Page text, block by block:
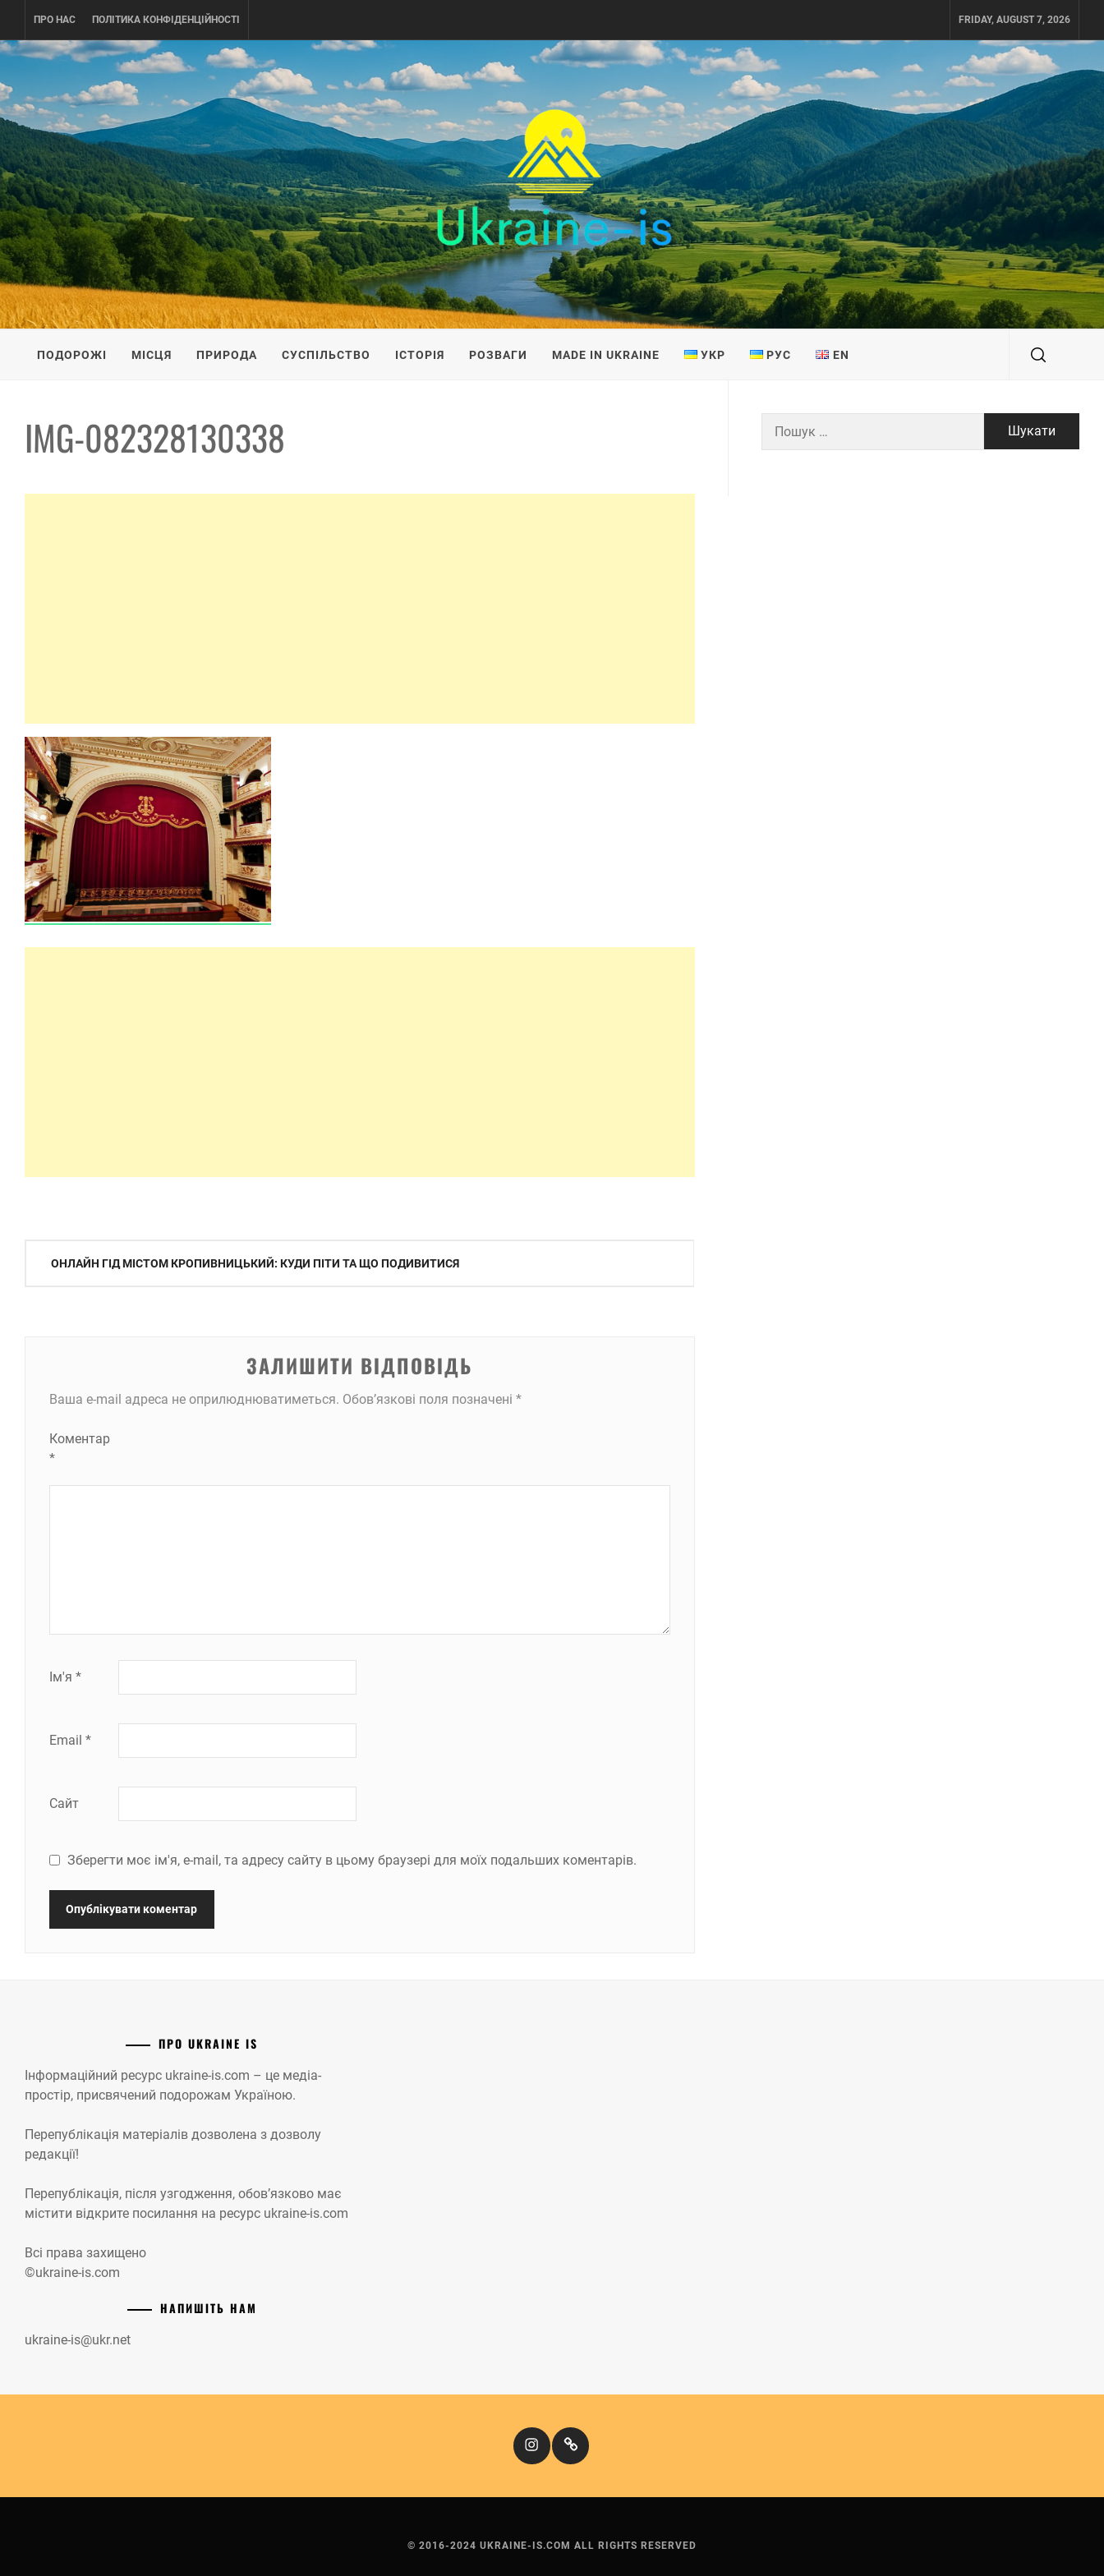
content
ПРО НАС ПОЛІТИКА КОНФІДЕНЦІЙНОСТІ FRIDAY, AUGUST 7, 2026
UKRAINE-IS
ПОДОРОЖI ПО УКРАЇНІ
ПОДОРОЖІ МІСЦЯ ПРИРОДА СУСПІЛЬСТВО ІСТОРІЯ РОЗВАГИ MADE IN UKRAINE УКР РУС EN
IMG-082328130338
Навігація
ОНЛАЙН ГІД МІСТОМ КРОПИВНИЦЬКИЙ: КУДИ ПІТИ ТА ЩО ПОДИВИТИСЯ
ЗАЛИШИТИ ВІДПОВІДЬ
Ваша e-mail адреса не оприлюднюватиметься. Обов’язкові поля позначені *
Коментар
*
Ім'я *
Email *
Сайт
Зберегти моє ім'я, e-mail, та адресу сайту в цьому браузері для моїх подальших коментарів.
ПРО UKRAINE IS
Інформаційний ресурс ukraine-is.com – це медіа-
простір, присвячений подорожам Україною.
Перепублікація матеріалів дозволена з дозволу
редакції!
Перепублікація, після узгодження, обов’язково має
містити відкрите посилання на ресурс ukraine-is.com
Всі права захищено
©ukraine-is.com
НАПИШІТЬ НАМ
ukraine-is@ukr.net
InstagramКіномандри
© 2016-2024 UKRAINE-IS.COM ALL RIGHTS RESERVED